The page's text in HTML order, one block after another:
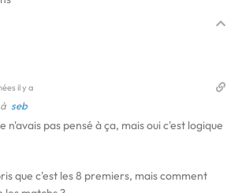
il y a
seb
n'avais pas pensé à ça, mais oui c'est logique
que c'est les 8 premiers, mais comment